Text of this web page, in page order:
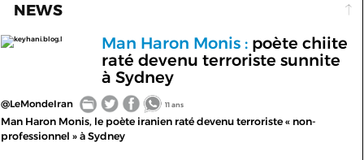
NEWS
keyhani.blog.l Man Haron Monis :poète chiite
raté devenu terroriste sunnite
à Sydney
@LeMondeIran 11 ans
Man Haron Monis, le poète iranien raté devenu terroriste « non-
professionnel » à Sydney